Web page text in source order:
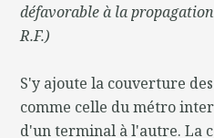
défavorable à la
R.F.)
S'y ajoute la couverture
comme celle du métro
d'un terminal à l'autre. La